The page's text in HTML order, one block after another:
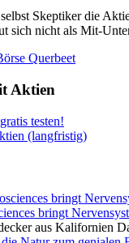
Skeptiker die
sich nicht als Mit-
Querbeet
Aktien
testen!
(langfristig)
bringt
aus Kalifornien